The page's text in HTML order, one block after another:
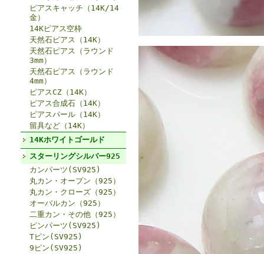
ピアスキャッチ（14K/14
金）
14Kピアス空枠
天然石ピアス（14K）
天然石ピアス（ラウンド
3mm）
天然石ピアス（ラウンド
4mm）
ピアスCZ（14K）
ピアス合成石（14K）
ピアスパール（14K）
留具など（14K）
14Kホワイトゴールド
スターリングシルバー925
カンパーツ(SV925)
丸カン・オープン（925）
丸カン・クローズ（925）
オーバルカン（925）
二重カン・その他（925）
ピンパーツ(SV925)
Tピン(SV925)
9ピン(SV925)